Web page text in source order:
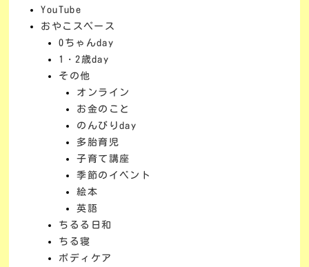
YouTube
おやこスペース
0ちゃんday
1・2歳day
その他
オンライン
お金のこと
のんびりday
多胎育児
子育て講座
季節のイベント
絵本
英語
ちるる日和
ちる寝
ボディケア